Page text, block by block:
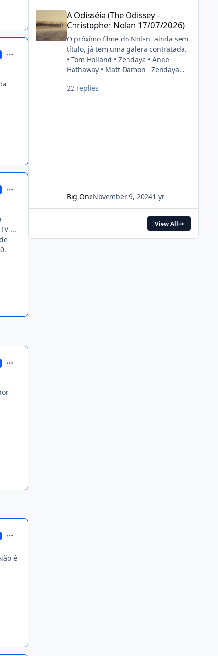
comment_138994
comment_139002
...
comment_144678
comment_152861
é
2022. FONTE: OMELETE
A Odisséia (The Odissey -
Christopher Nolan 17/07/2026)
O próximo filme do Nolan, ainda sem
título, já tem uma galera contratada.
• Tom Holland • Zendaya • Anne
Hathaway • Matt Damon Zendaya
in Christopher Nolan’s next film. Also
22 replies
Big OneNovember 9, 20241 yr
View All